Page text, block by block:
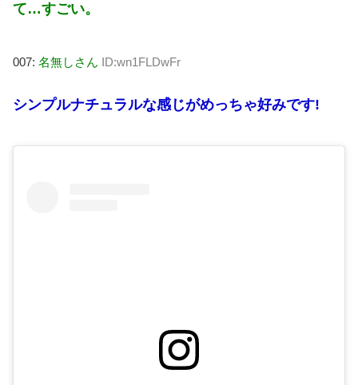
て…すごい。
007: 名無しさん ID:wn1FLDwFr
シンプルナチュラルな感じがめっちゃ好みです!